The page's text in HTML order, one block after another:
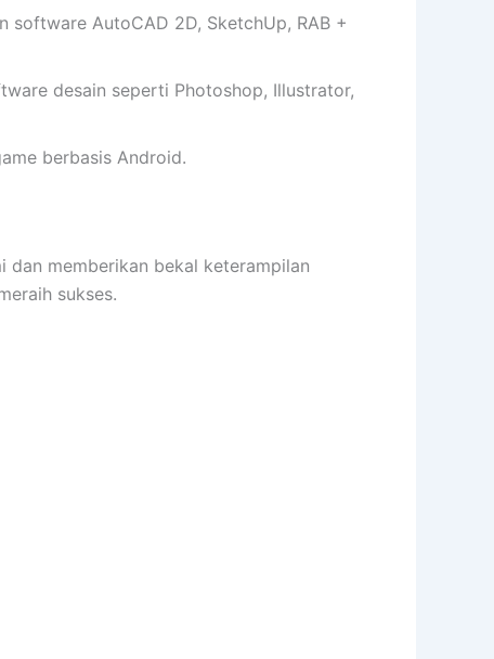
software AutoCAD 2D, SketchUp, RAB +
desain seperti Photoshop, Illustrator,
berbasis Android.
dan memberikan bekal keterampilan
sukses.